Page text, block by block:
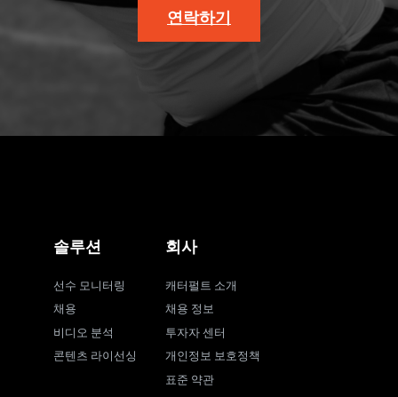
연락하기
솔루션
선수 모니터링
채용
비디오 분석
콘텐츠 라이선싱
회사
캐터펄트 소개
채용 정보
투자자 센터
개인정보 보호정책
표준 약관